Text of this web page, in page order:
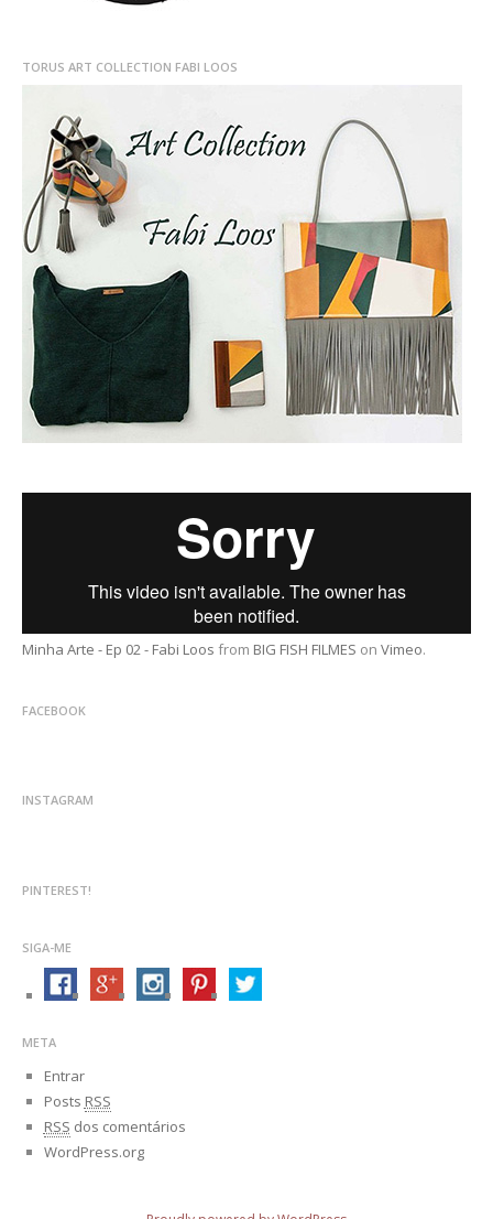
TORUS ART COLLECTION FABI LOOS
Minha Arte - Ep 02 - Fabi Loos from BIG FISH FILMES on Vimeo.
FACEBOOK
INSTAGRAM
PINTEREST!
SIGA-ME
META
Entrar
Posts RSS
RSS dos comentários
WordPress.org